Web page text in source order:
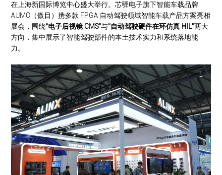
在上海新国际博览中心盛大举行。芯驿电子旗下智能车载品牌
AUMO（傲目）携多款 FPGA 自动驾驶领域智能车载产品方案亮相
展会，围绕“电子后视镜 CMS”与“自动驾驶硬件在环仿真 HIL”两大
方向，集中展示了智能驾驶部件的本土技术实力和系统落地能
力。